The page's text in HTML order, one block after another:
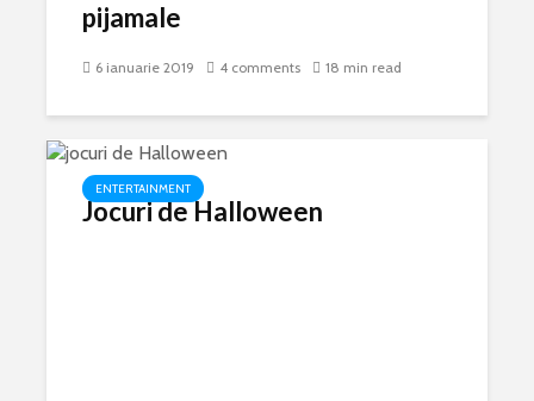
pijamale
6 ianuarie 2019 4 comments 18 min read
ENTERTAINMENT
Jocuri de Halloween